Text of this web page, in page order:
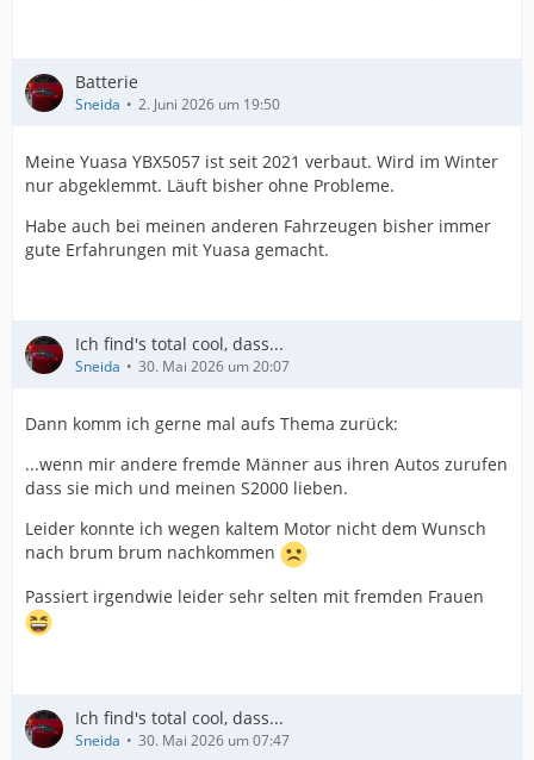
Batterie
Sneida 2. Juni 2026 um 19:50
Meine Yuasa YBX5057 ist seit 2021 verbaut. Wird im Winter
nur abgeklemmt. Läuft bisher ohne Probleme.
Habe auch bei meinen anderen Fahrzeugen bisher immer
gute Erfahrungen mit Yuasa gemacht.
Ich find's total cool, dass...
Sneida 30. Mai 2026 um 20:07
Dann komm ich gerne mal aufs Thema zurück:
...wenn mir andere fremde Männer aus ihren Autos zurufen
dass sie mich und meinen S2000 lieben.
Leider konnte ich wegen kaltem Motor nicht dem Wunsch
nach brum brum nachkommen
Passiert irgendwie leider sehr selten mit fremden Frauen
Ich find's total cool, dass...
Sneida 30. Mai 2026 um 07:47